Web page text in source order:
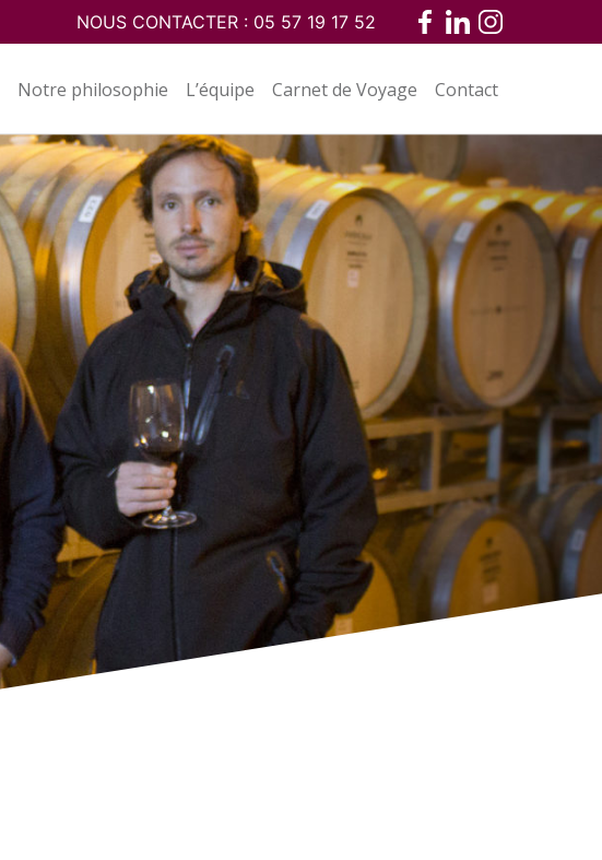
NOUS CONTACTER : 05 57 19 17 52
Notre philosophie L’équipe Carnet de Voyage Contact